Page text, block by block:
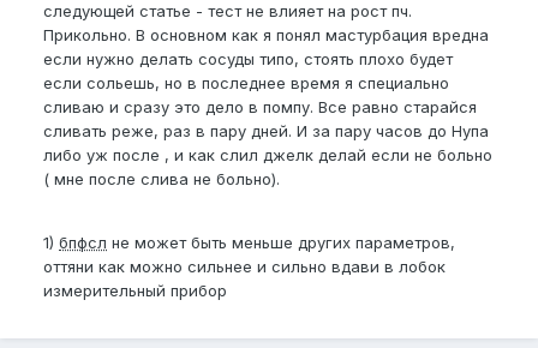
следующей статье - тест не влияет на рост пч.
Прикольно. В основном как я понял мастурбация вредна
если нужно делать сосуды типо, стоять плохо будет
если сольешь, но в последнее время я специально
сливаю и сразу это дело в помпу. Все равно старайся
сливать реже, раз в пару дней. И за пару часов до Нупа
либо уж после , и как слил джелк делай если не больно
( мне после слива не больно).
1) бпфсл не может быть меньше других параметров,
оттяни как можно сильнее и сильно вдави в лобок
измерительный прибор